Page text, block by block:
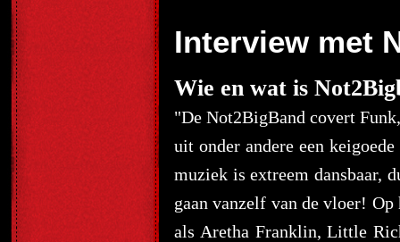
Interview met
Wie en wat is
"De Not2BigBand covert
uit onder andere een
muziek is extreem dansbaar,
gaan vanzelf van de vloer! Op
als Aretha Franklin, Little